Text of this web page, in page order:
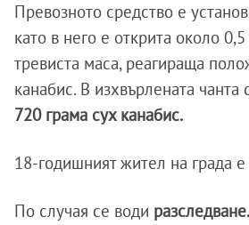
Превозното средство е
като в него е открита около
тревиста маса, реагираща
канабис. В изхвърлената чанта
720 грама сух канабис.
18-годишният жител на града е
По случая се води разследване.